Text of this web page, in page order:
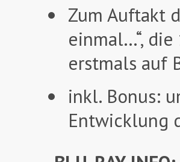
Zum Auftakt
einmal…“,
erstmals auf
inkl. Bonus:
Entwicklung